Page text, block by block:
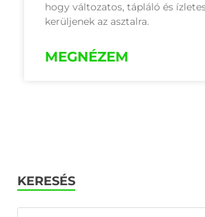
hogy változatos, tápláló és
kerüljenek az asztalra.
MEGNÉZEM
KERESÉS